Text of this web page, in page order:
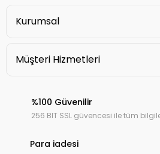
Kurumsal
Müşteri Hizmetleri
%100 Güvenilir
256 BIT SSL güvencesi ile tüm
Para iadesi